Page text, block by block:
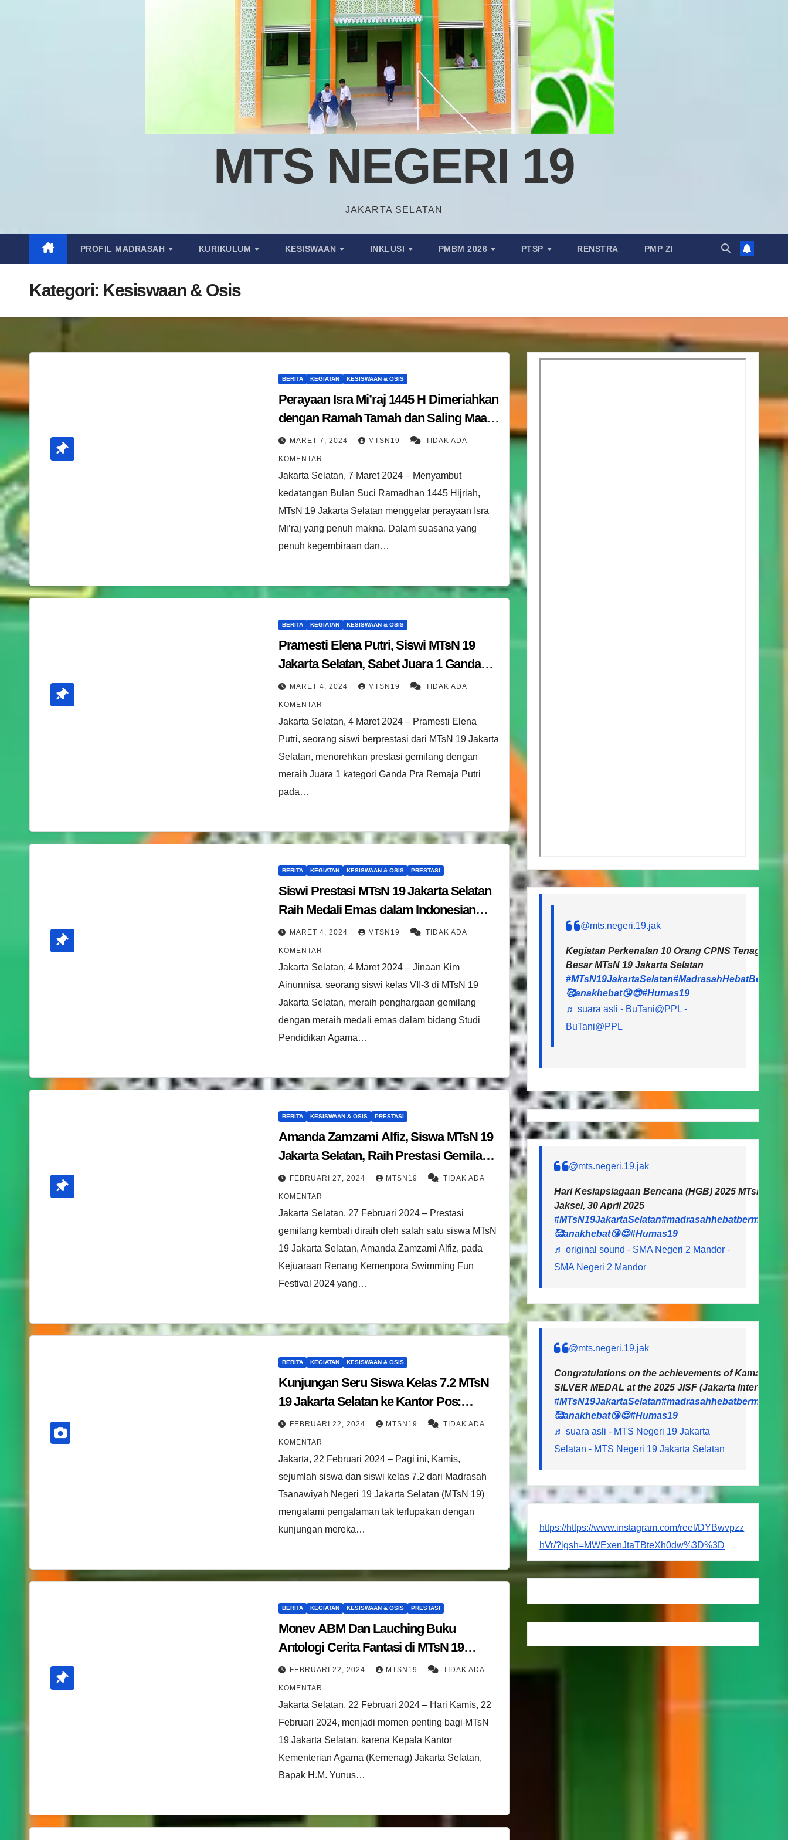
MTS NEGERI 19
JAKARTA SELATAN
PROFIL MADRASAH KURIKULUM KESISWAAN INKLUSI PMBM 2026 PTSP RENSTRA PMP ZI
Kategori: Kesiswaan & Osis
BERITA KEGIATAN KESISWAAN & OSIS
Perayaan Isra Mi’raj 1445 H Dimeriahkan
dengan Ramah Tamah dan Saling Maaf-
Memaafkan Menyambut Datangnya
Bulan Suci Ramadhan 1445 H di MTsN
19 Jakarta Selatan
MARET 7, 2024 MTSN19 TIDAK ADA
KOMENTAR
Jakarta Selatan, 7 Maret 2024 – Menyambut
kedatangan Bulan Suci Ramadhan 1445 Hijriah,
MTsN 19 Jakarta Selatan menggelar perayaan Isra
Mi’raj yang penuh makna. Dalam suasana yang
penuh kegembiraan dan…
BERITA KEGIATAN KESISWAAN & OSIS
Pramesti Elena Putri, Siswi MTsN 19
Jakarta Selatan, Sabet Juara 1 Ganda
Pra Remaja Putri dalam Kejuaraan
Pencak Silat Tingkat Nasional
MARET 4, 2024 MTSN19 TIDAK ADA
KOMENTAR
Jakarta Selatan, 4 Maret 2024 – Pramesti Elena
Putri, seorang siswi berprestasi dari MTsN 19 Jakarta
Selatan, menorehkan prestasi gemilang dengan
meraih Juara 1 kategori Ganda Pra Remaja Putri
pada…
BERITA KEGIATAN KESISWAAN & OSIS PRESTASI
Siswi Prestasi MTsN 19 Jakarta Selatan
Raih Medali Emas dalam Indonesian
Bright Minds Competition
MARET 4, 2024 MTSN19 TIDAK ADA
KOMENTAR
Jakarta Selatan, 4 Maret 2024 – Jinaan Kim
Ainunnisa, seorang siswi kelas VII-3 di MTsN 19
Jakarta Selatan, meraih penghargaan gemilang
dengan meraih medali emas dalam bidang Studi
Pendidikan Agama…
BERITA KESISWAAN & OSIS PRESTASI
Amanda Zamzami Alfiz, Siswa MTsN 19
Jakarta Selatan, Raih Prestasi Gemilang
dalam Kejuaraan Renang Kemenpora
Swimming Fun Festival 2024
FEBRUARI 27, 2024 MTSN19 TIDAK ADA
KOMENTAR
Jakarta Selatan, 27 Februari 2024 – Prestasi
gemilang kembali diraih oleh salah satu siswa MTsN
19 Jakarta Selatan, Amanda Zamzami Alfiz, pada
Kejuaraan Renang Kemenpora Swimming Fun
Festival 2024 yang…
BERITA KEGIATAN KESISWAAN & OSIS
Kunjungan Seru Siswa Kelas 7.2 MTsN
19 Jakarta Selatan ke Kantor Pos:
“Katakan dengan Surat”
FEBRUARI 22, 2024 MTSN19 TIDAK ADA
KOMENTAR
Jakarta, 22 Februari 2024 – Pagi ini, Kamis,
sejumlah siswa dan siswi kelas 7.2 dari Madrasah
Tsanawiyah Negeri 19 Jakarta Selatan (MTsN 19)
mengalami pengalaman tak terlupakan dengan
kunjungan mereka…
BERITA KEGIATAN KESISWAAN & OSIS PRESTASI
Monev ABM Dan Lauching Buku
Antologi Cerita Fantasi di MTsN 19
Jakarta Selatan Dilakukan Oleh Kepala
Kantor Kemenag Jakarta Selatan
FEBRUARI 22, 2024 MTSN19 TIDAK ADA
KOMENTAR
Jakarta Selatan, 22 Februari 2024 – Hari Kamis, 22
Februari 2024, menjadi momen penting bagi MTsN
19 Jakarta Selatan, karena Kepala Kantor
Kementerian Agama (Kemenag) Jakarta Selatan,
Bapak H.M. Yunus…
@mts.negeri.19.jak
Kegiatan Perkenalan 10 Orang CPNS Tenaga
Besar MTsN 19 Jakarta Selatan
#MTsN19JakartaSelatan
🥰anakhebat😘😍#Humas19
♬ suara asli - BuTani@PPL -
BuTani@PPL
@mts.negeri.19.jak
Hari Kesiapsiagaan Bencana (HGB) 2025 MTsN 19
Jaksel, 30 April 2025
#MTsN19JakartaSelatan
🥰anakhebat😘😍#Humas19
♬ original sound - SMA Negeri 2 Mandor -
SMA Negeri 2 Mandor
@mts.negeri.19.jak
Congratulations on the achievements of Kamal and
SILVER MEDAL at the 2025 JISF (Jakarta
#MTsN19JakartaSelatan
🥰anakhebat😘😍#Humas19
♬ suara asli - MTS Negeri 19 Jakarta
Selatan - MTS Negeri 19 Jakarta Selatan
https://https://www.instagram.com/reel/DYBwvpzz
hVr/?igsh=MWExenJtaTBteXh0dw%3D%3D